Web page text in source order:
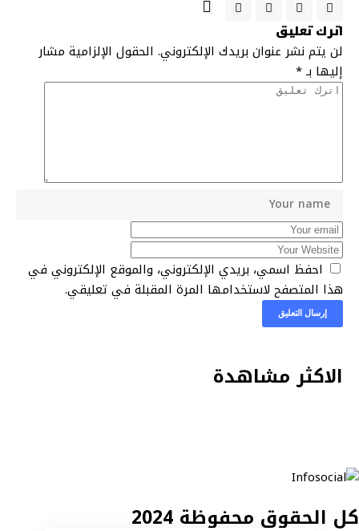
اترك تعليق
لن يتم نشر عنوان بريدك الإلكتروني. الحقول الإلزامية مشار
إليها بـ*
احفظ اسمي، بريدي الإلكتروني، والموقع الإلكتروني في
هذا المتصفح لاستخدامها المرة المقبلة في تعليقي.
الاكثر مشاهدة
كل الحقوق محفوظة 2024